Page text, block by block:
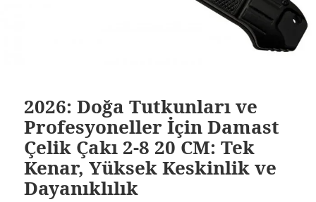
2026: Doğa Tutkunları ve
Profesyoneller İçin Damast
Çelik Çakı 2-8 20 CM: Tek
Kenar, Yüksek Keskinlik ve
Dayanıklılık